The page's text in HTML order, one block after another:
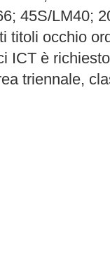
45S/LM40;
titoli occhio
ICT è
triennale,